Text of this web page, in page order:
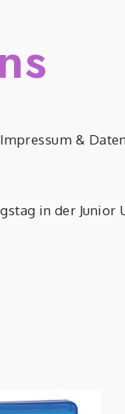
Impressum &
in der Junior